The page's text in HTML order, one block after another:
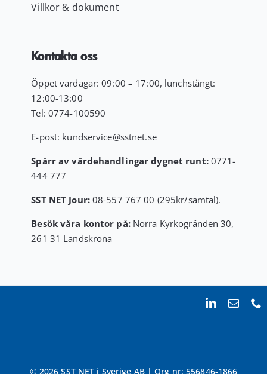
Villkor & dokument
Kontakta oss
Öppet vardagar: 09:00 – 17:00, lunchstängt:
12:00-13:00
Tel: 0774-100590
E-post: kundservice@sstnet.se
Spärr av värdehandlingar dygnet runt:0771-
444 777
SST NET Jour:08-557 767 00 (295kr/samtal).
Besök våra kontor på: Norra Kyrkogränden 30,
261 31 Landskrona
© 2026 SST NET i Sverige AB | Org nr: 556846-1866